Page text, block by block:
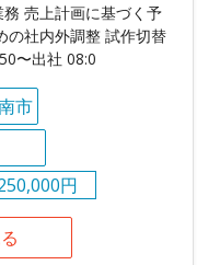
売上計画に基づく予
の社内外調整 試作切替
〜出社 08:0
市
円